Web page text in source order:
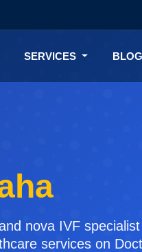
SERVICES BLOG
nova IVF
services on